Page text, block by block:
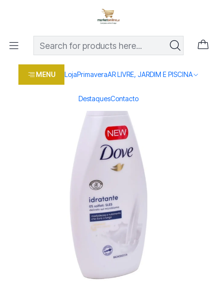
MENU LojaPrimaveraAR LIVRE, JARDIM E PISCINA
DestaquesContacto
Os melhores preços em produtos para casa, jardim e bricolage
Home Loja
Beleza e saúde
DOVE GEL BANHO HIDRATANTE 3X450ML